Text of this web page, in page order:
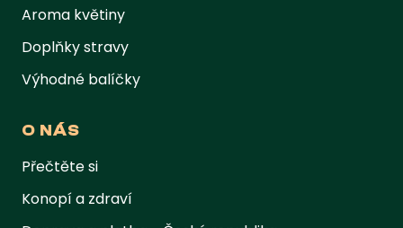
Aroma květiny
Doplňky stravy
Výhodné balíčky
O NÁS
Přečtěte si
Konopí a zdraví